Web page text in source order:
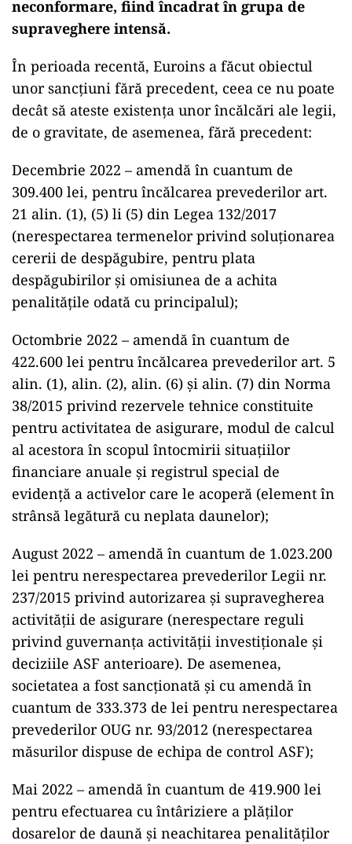
neconformare, fiind încadrat în grupa de
supraveghere intensă.
În perioada recentă, Euroins a făcut obiectul
unor sancțiuni fără precedent, ceea ce nu poate
decât să ateste existența unor încălcări ale legii,
de o gravitate, de asemenea, fără precedent:
Decembrie 2022 – amendă în cuantum de
309.400 lei, pentru încălcarea prevederilor art.
21 alin. (1), (5) li (5) din Legea 132/2017
(nerespectarea termenelor privind soluționarea
cererii de despăgubire, pentru plata
despăgubirilor și omisiunea de a achita
penalitățile odată cu principalul);
Octombrie 2022 – amendă în cuantum de
422.600 lei pentru încălcarea prevederilor art. 5
alin. (1), alin. (2), alin. (6) și alin. (7) din Norma
38/2015 privind rezervele tehnice constituite
pentru activitatea de asigurare, modul de calcul
al acestora în scopul întocmirii situațiilor
financiare anuale și registrul special de
evidență a activelor care le acoperă (element în
strânsă legătură cu neplata daunelor);
August 2022 – amendă în cuantum de 1.023.200
lei pentru nerespectarea prevederilor Legii nr.
237/2015 privind autorizarea și supravegherea
activității de asigurare (nerespectare reguli
privind guvernanța activităţii investiţionale și
deciziile ASF anterioare). De asemenea,
societatea a fost sancționată și cu amendă în
cuantum de 333.373 de lei pentru nerespectarea
prevederilor OUG nr. 93/2012 (nerespectarea
măsurilor dispuse de echipa de control ASF);
Mai 2022 – amendă în cuantum de 419.900 lei
pentru efectuarea cu întâriziere a plăților
dosarelor de daună și neachitarea penalităților